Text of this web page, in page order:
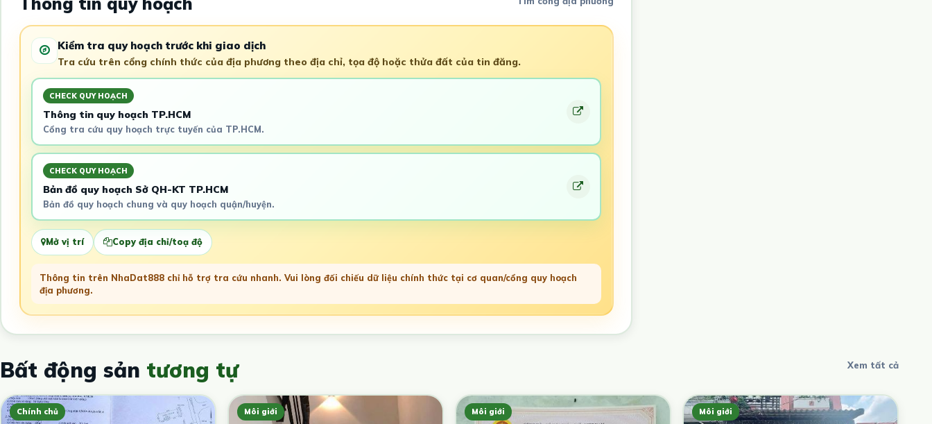
Kiểm tra quy hoạch trước khi giao dịch
Tra cứu trên cổng chính thức của địa phương theo địa chỉ, tọa độ hoặc thửa đất của tin đăng.
CHECK QUY HOẠCH
Thông tin quy hoạch TP.HCM
Cổng tra cứu quy hoạch trực tuyến của TP.HCM.
CHECK QUY HOẠCH
Bản đồ quy hoạch Sở QH-KT TP.HCM
Bản đồ quy hoạch chung và quy hoạch quận/huyện.
Mở vị trí Copy địa chỉ/toạ độ
Thông tin trên NhaDat888 chỉ hỗ trợ tra cứu nhanh. Vui lòng đối chiếu dữ liệu chính thức tại cơ quan/cổng quy hoạch
địa phương.
Bất động sản tương tự Xem tất cả
Chính chủ Môi giới Môi giới Môi giới